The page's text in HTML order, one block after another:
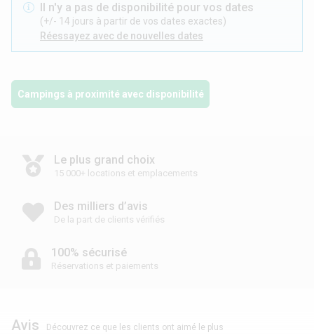
Il n'y a pas de disponibilité pour vos dates
(+/- 14 jours à partir de vos dates exactes)
Réessayez avec de nouvelles dates
Campings à proximité avec disponibilité
Le plus grand choix
15 000+ locations et emplacements
Des milliers d’avis
De la part de clients vérifiés
100% sécurisé
Réservations et paiements
Avis Découvrez ce que les clients ont aimé le plus